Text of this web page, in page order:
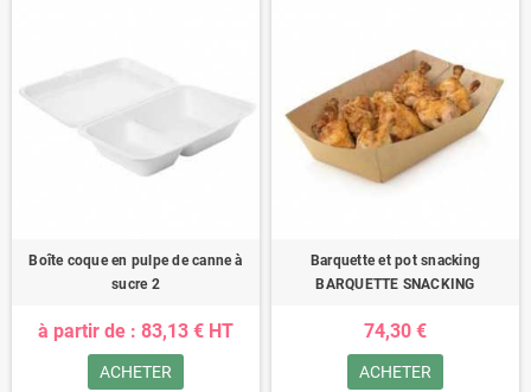
Boîte coque en pulpe de canne à
sucre 2
à partir de : 83,13 € HT
ACHETER
Barquette et pot snacking
BARQUETTE SNACKING
74,30 €
ACHETER